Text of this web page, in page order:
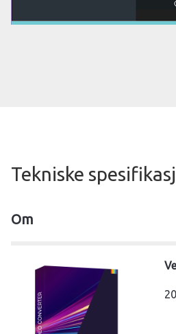
Tekniske
Om